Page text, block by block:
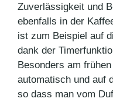
Zuverlässigkeit und
ebenfalls in der
ist zum Beispiel auf
dank der
Besonders am
automatisch und auf
so dass man vom